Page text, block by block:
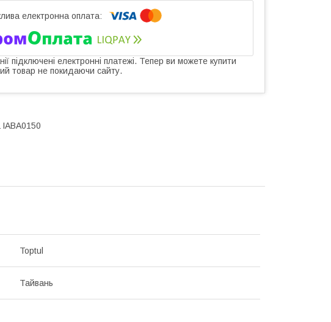
підключені електронні платежі. Тепер ви можете купити
товар не покидаючи сайту.
IABA0150
Toptul
Тайвань